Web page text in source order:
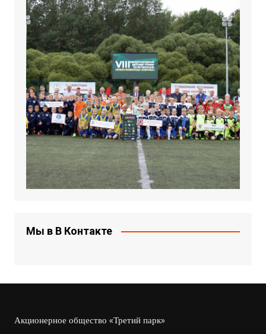
Мы в В Контакте
Акционерное общество «Третий парк»